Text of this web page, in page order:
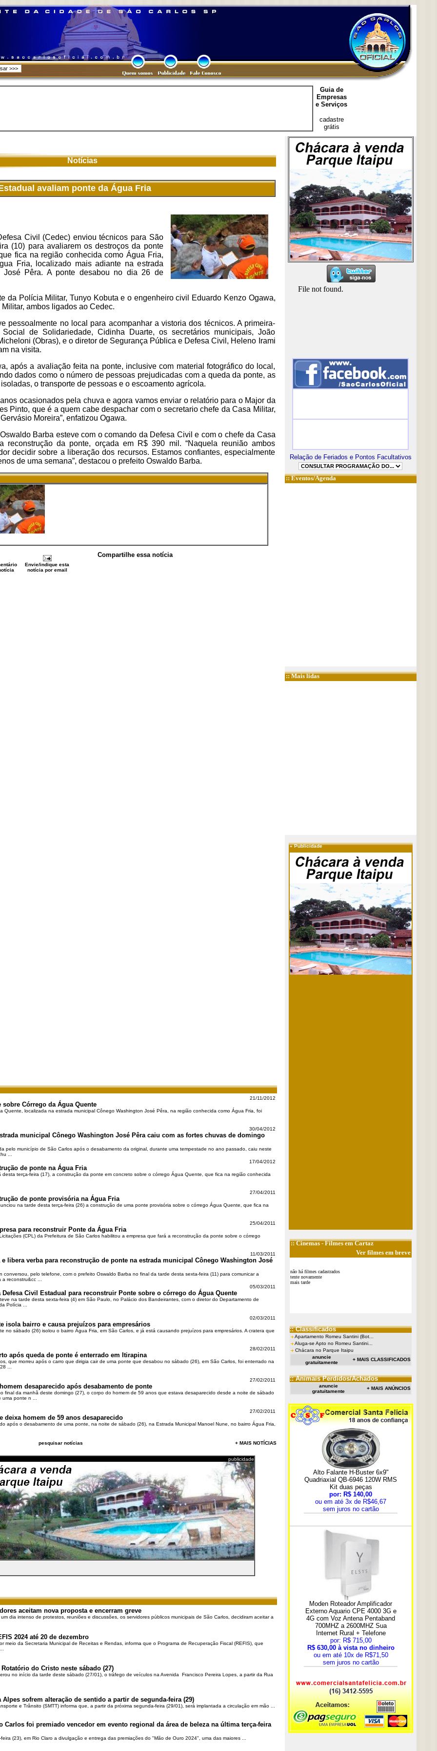
Guia de
Empresas
e Serviços
cadastre
grátis
Notícias
avaliam ponte da Água Fria
Civil (Cedec) enviou técnicos para São
(10) para avaliarem os destroços da ponte
fica na região conhecida como Água Fria,
Fria, localizado mais adiante na estrada
José Pêra. A ponte desabou no dia 26 de
da Polícia Militar, Tunyo Kobuta e o engenheiro civil Eduardo Kenzo Ogawa,
ambos ligados ao Cedec.
pessoalmente no local para acompanhar a vistoria dos técnicos. A primeira-
de Solidariedade, Cidinha Duarte, os secretários municipais, João
(Obras), e o diretor de Segurança Pública e Defesa Civil, Heleno Irami
na visita.
após a avaliação feita na ponte, inclusive com material fotográfico do local,
dados como o número de pessoas prejudicadas com a queda da ponte, as
o transporte de pessoas e o escoamento agrícola.
ocasionados pela chuva e agora vamos enviar o relatório para o Major da
Pinto, que é a quem cabe despachar com o secretario chefe da Casa Militar,
Moreira”, enfatizou Ogawa.
Barba esteve com o comando da Defesa Civil e com o chefe da Casa
reconstrução da ponte, orçada em R$ 390 mil. “Naquela reunião ambos
decidir sobre a liberação dos recursos. Estamos confiantes, especialmente
de uma semana”, destacou o prefeito Oswaldo Barba.
Compartilhe essa notícia
Envie/indique esta
notícia por email
21/11/2012
sobre Córrego da Água Quente
Quente, localizada na estrada municipal Cônego Washington José Pêra, na região conhecida como Água Fria, foi
30/04/2012
municipal Cônego Washington José Pêra caiu com as fortes chuvas de domingo
pelo município de São Carlos após o desabamento da original, durante uma tempestade no ano passado, caiu neste
...
17/04/2012
de ponte na Água Fria
desta terça-feira (17), a construção da ponte em concreto sobre o córrego Água Quente, que fica na região conhecida
27/04/2011
de ponte provisória na Água Fria
na tarde desta terça-feira (26) a construção de uma ponte provisória sobre o córrego Água Quente, que fica na
25/04/2011
para reconstruir Ponte da Água Fria
(CPL) da Prefeitura de São Carlos habilitou a empresa que fará a reconstrução da ponte sobre o córrego
11/03/2011
libera verba para reconstrução de ponte na estrada municipal Cônego Washington José
conversou, pelo telefone, com o prefeito Oswaldo Barba no final da tarde desta sexta-feira (11) para comunicar a
reconstru&cc ...
05/03/2011
Defesa Civil Estadual para reconstruir Ponte sobre o córrego do Água Quente
na tarde desta sexta-feira (4) em São Paulo, no Palácio dos Bandeirantes, com o diretor do Departamento de
Polícia ...
02/03/2011
isola bairro e causa prejuízos para empresários
no sábado (26) isolou o bairro Água Fria, em São Carlos, e já está causando prejuízos para empresários. A cratera que
28/02/2011
após queda de ponte é enterrado em Itirapina
que morreu após o carro que dirigia cair de uma ponte que desabou no sábado (26), em São Carlos, foi enterrado na
...
27/02/2011
desaparecido após desabamento de ponte
final da manhã deste domingo (27), o corpo do homem de 59 anos que estava desaparecido desde a noite de sábado
ponte n ...
27/02/2011
deixa homem de 59 anos desaparecido
após o desabamento de uma ponte, na noite de sábado (26), na Estrada Municipal Manoel Nune, no bairro Água Fria,
pesquisar notícias + MAIS NOTÍCIAS
publicidade
aceitam nova proposta e encerram greve
dia intenso de protestos, reuniões e discussões, os servidores públicos municipais de São Carlos, decidiram aceitar a
2024 até 20 de dezembro
meio da Secretaria Municipal de Receitas e Rendas, informa que o Programa de Recuperação Fiscal (REFIS), que
do Cristo neste sábado (27)
no início da tarde deste sábado (27/01), o tráfego de veículos na Avenida Francisco Pereira Lopes, a partir da Rua
Alpes sofrem alteração de sentido a partir de segunda-feira (29)
e Trânsito (SMTT) informa que, a partir da próxima segunda-feira (29/01), será implantada a circulação em mão ...
Carlos foi premiado vencedor em evento regional da área de beleza na última terça-feira
(23), em Rio Claro a divulgação e entrega das premiações do "Mão de Ouro 2024", uma das maiores ...
Relação de Feriados e Pontos Facultativos
::Eventos/Agenda
:: Mais lidas
»Publicidade
::Cinemas- Filmes em Cartaz
Ver filmes em breve
não há filmes cadastrados
tente novamente
mais tarde
:: Classificados
Apartamento Romeu Santini (Bot...
Aluga-se Apto no Romeu Santini...
Chácara no Parque Itaipu
anuncie
gratuitamente
+ MAIS CLASSIFICADOS
:: Animais Perdidos/Achados
anuncie
gratuitamente
+ MAIS ANÚNCIOS